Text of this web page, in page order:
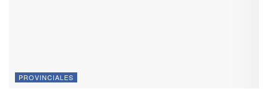
PROVINCIALES